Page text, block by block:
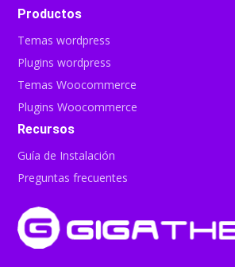
Productos
Temas wordpress
Plugins wordpress
Temas Woocommerce
Plugins Woocommerce
Recursos
Guía de Instalación
Preguntas frecuentes